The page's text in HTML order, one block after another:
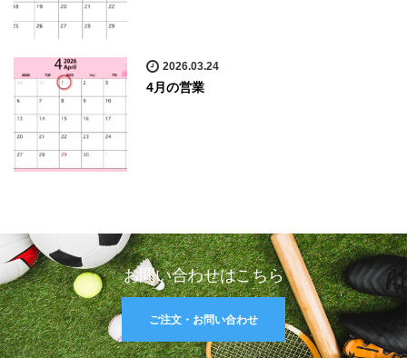
2026.03.24
4月の営業
お問い合わせはこちら
ご注文・お問い合わせ